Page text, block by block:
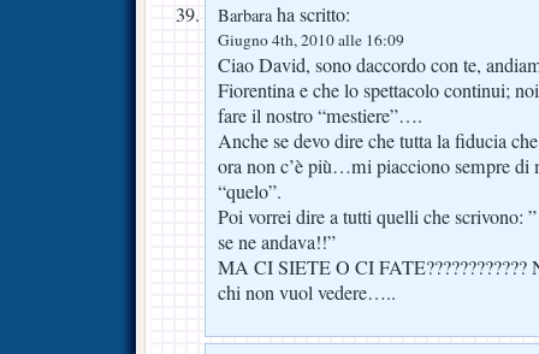
Barbaraha scritto:
Giugno 4th, 2010 alle 16:09
Ciao David, sono daccordo con te,
Fiorentina e che lo spettacolo continui;
fare il nostro “mestiere”….
Anche se devo dire che tutta la fiducia
ora non c’è più…mi piacciono sempre di
“quelo”.
Poi vorrei dire a tutti quelli che scrivono:
se ne andava!!”
MA CI SIETE O CI FATE????????????
chi non vuol vedere…..